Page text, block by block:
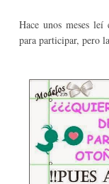
Hace unos meses leí
para participar, pero